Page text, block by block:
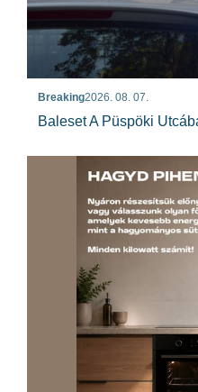
Breaking2026. 08. 07.
Baleset A Püspöki